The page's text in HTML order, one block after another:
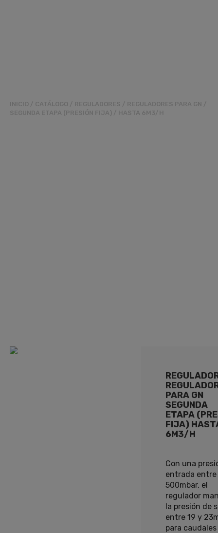
INICIO / CATÁLOGO / REGULADORES / REGULADORES PARA GN /
SEGUNDA ETAPA (PRESIÓN FIJA) / HASTA 6M3/H
PARA GN
SEGUNDA
ETAPA
FIJA)
6M3/H
Con una
entrada entre
500mbar, el
regulador
la presión de
entre 19 y
para caudales